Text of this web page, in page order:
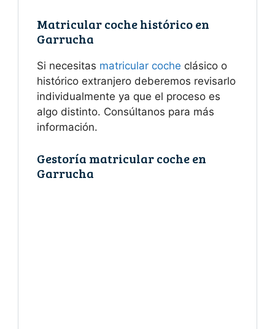
Matricular coche histórico en
Garrucha
Si necesitas matricular coche clásico o
histórico extranjero deberemos revisarlo
individualmente ya que el proceso es
algo distinto. Consúltanos para más
información.
Gestoría matricular coche en
Garrucha